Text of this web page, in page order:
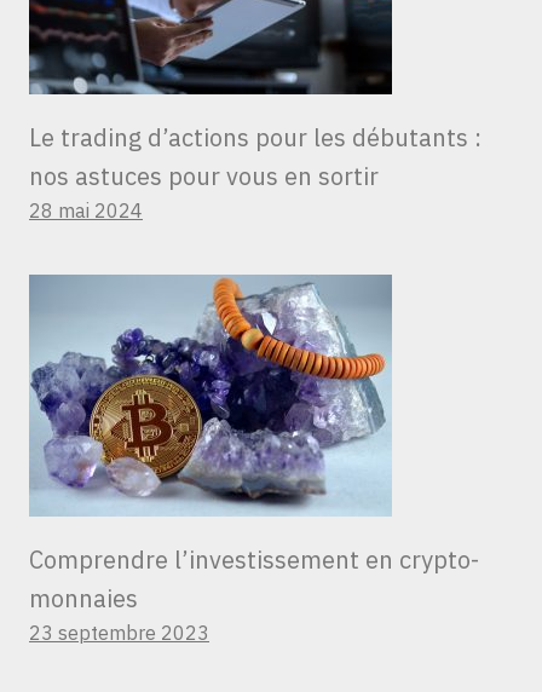
Le trading d’actions pour les débutants :
nos astuces pour vous en sortir
28 mai 2024
Comprendre l’investissement en crypto-
monnaies
23 septembre 2023